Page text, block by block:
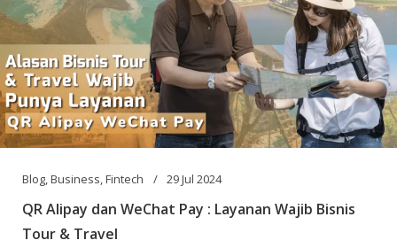
Blog,Business,Fintech 29 Jul 2024
QR Alipay dan WeChat Pay : Layanan Wajib Bisnis
Tour & Travel